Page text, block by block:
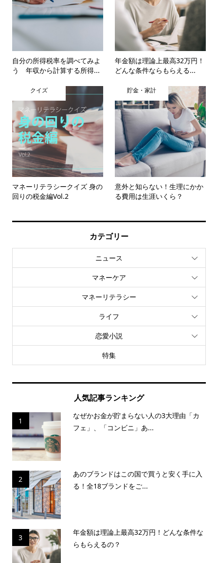
自分の所得税率を調べてみよ
う 年収から計算する所得...
年金額は理論上最高32万円！
どんな条件ならもらえる...
クイズ
マネーリテラシークイズ 身の
回りの税金編Vol.2
貯金・家計
意外と知らない！生理にかか
る費用は生涯いくら？
カテゴリー
ニュース
マネーケア
マネーリテラシー
ライフ
恋愛小説
特集
人気記事ランキング
1
なぜかお金が貯まらない人の3大理由「カ
フェ」、「コンビニ」あ...
2
あのブランドはこの国で買うと安く手に入
る！全18ブランドをご...
3
年金額は理論上最高32万円！どんな条件な
らもらえるの？